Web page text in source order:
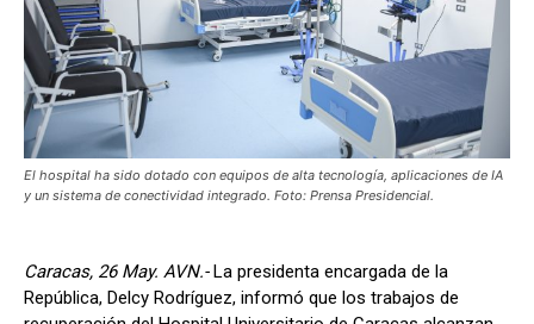
El hospital ha sido dotado con equipos de alta tecnología, aplicaciones de IA
y un sistema de conectividad integrado. Foto: Prensa Presidencial.
Caracas, 26 May. AVN.-La presidenta encargada de la
República, Delcy Rodríguez, informó que los trabajos de